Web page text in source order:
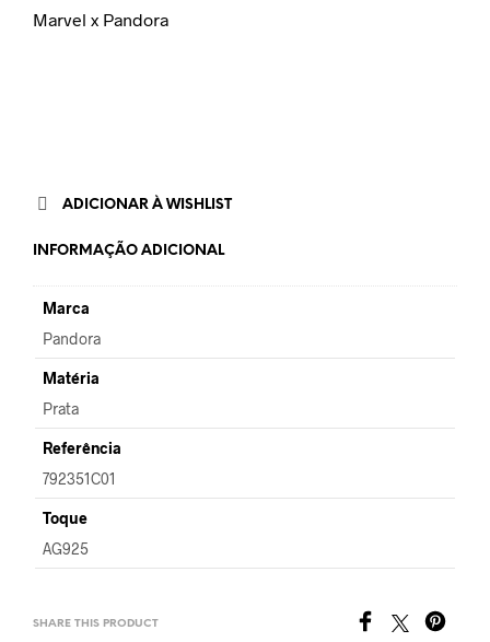
Marvel x Pandora
ADICIONAR À WISHLIST
INFORMAÇÃO ADICIONAL
Marca
Pandora
Matéria
Prata
Referência
792351C01
Toque
AG925
SHARE THIS PRODUCT